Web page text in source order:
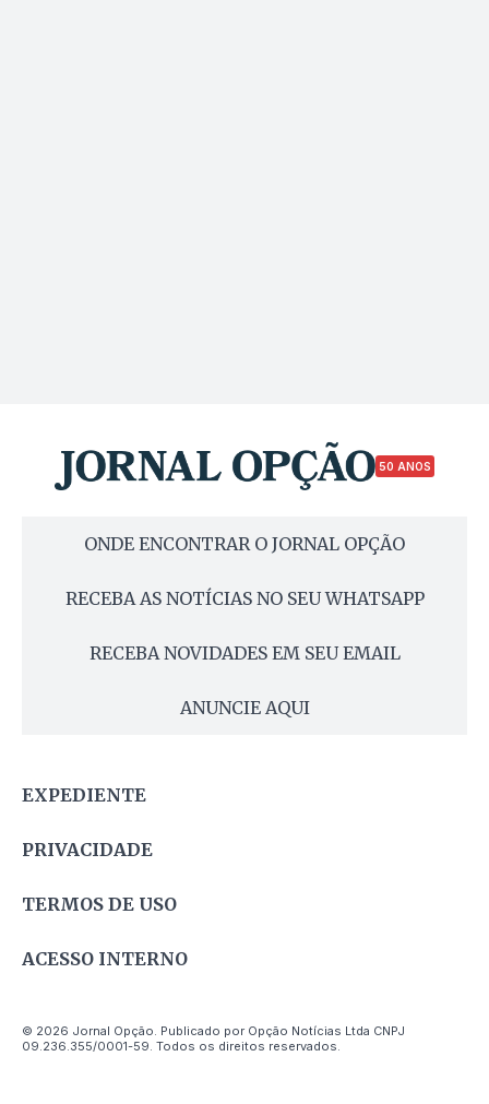
50 ANOS
ONDE ENCONTRAR O JORNAL OPÇÃO
RECEBA AS NOTÍCIAS NO SEU WHATSAPP
RECEBA NOVIDADES EM SEU EMAIL
ANUNCIE AQUI
EXPEDIENTE
PRIVACIDADE
TERMOS DE USO
ACESSO INTERNO
© 2026 Jornal Opção. Publicado por Opção Notícias Ltda CNPJ
09.236.355/0001-59. Todos os direitos reservados.